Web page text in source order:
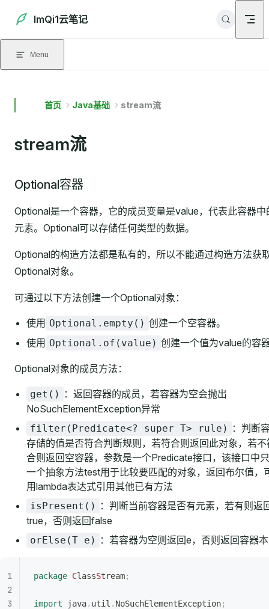
Skip to content
ImQi1云笔记
Menu
首页 Java基础 stream流
stream流
Optional容器
Optional是一个容器，它的成员变量是value，代表此容器中
元素。Optional可以存储任何类型的数据。
Optional的构造方法都是私有的，所以不能通过构造方法获
Optional对象。
可通过以下方法创建一个Optional对象：
使用 Optional.empty() 创建一个空容器。
使用 Optional.of(value) 创建一个值为value的容
Optional对象的成员方法：
get()
：返回容器的成员，若容器为空会抛出
NoSuchElementException异常
filter(Predicate<? super T> rule)
：判断
存储的值是否符合判断规则，若符合则返回此对象，若不
合则返回空容器，参数是一个Predicate接口，该接口中
一个抽象方法test用于比较要匹配的对象，返回布尔值，
用lambda表达式引用其他已有方法
isPresent()
：判断当前容器是否有元素，若有则返
true，否则返回false
orElse(T e) ：若容器为空则返回e，否则返回容器
package ClassStream;
import java. util . NoSuchElementException;